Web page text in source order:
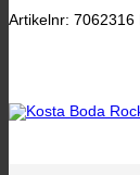
ljusstake
Artikelnr: 7062316